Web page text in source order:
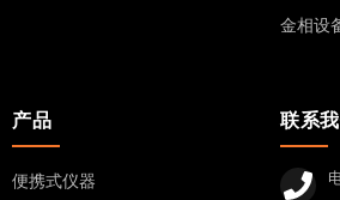
金相设
产品
便携式仪器
联系